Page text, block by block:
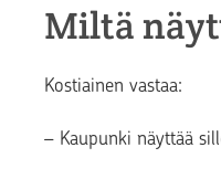
Miltä
Kostiainen vastaa:
– Kaupunki näyttää